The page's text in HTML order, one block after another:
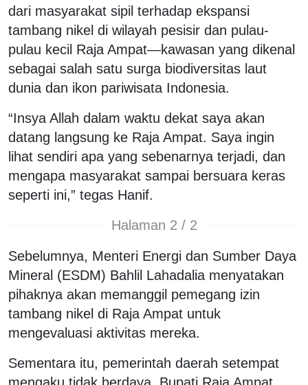
dari masyarakat sipil terhadap ekspansi
tambang nikel di wilayah pesisir dan pulau-
pulau kecil Raja Ampat—kawasan yang dikenal
sebagai salah satu surga biodiversitas laut
dunia dan ikon pariwisata Indonesia.
“Insya Allah dalam waktu dekat saya akan
datang langsung ke Raja Ampat. Saya ingin
lihat sendiri apa yang sebenarnya terjadi, dan
mengapa masyarakat sampai bersuara keras
seperti ini,” tegas Hanif.
Halaman 2 / 2
Sebelumnya, Menteri Energi dan Sumber Daya
Mineral (ESDM) Bahlil Lahadalia menyatakan
pihaknya akan memanggil pemegang izin
tambang nikel di Raja Ampat untuk
mengevaluasi aktivitas mereka.
Sementara itu, pemerintah daerah setempat